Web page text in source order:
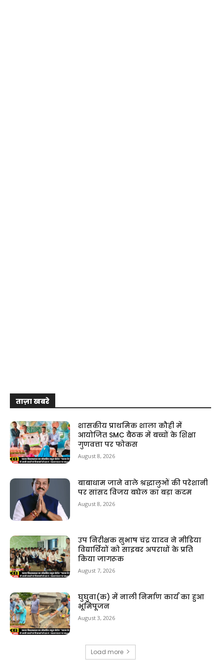
ताज़ा खबरे
शासकीय प्राथमिक शाला कौही में
आयोजित SMC बैठक में बच्चों के शिक्षा
गुणवत्ता पर फोकस
August 8, 2026
बाबाधाम जाने वाले श्रद्धालुओं की परेशानी
पर सांसद विजय बघेल का बड़ा कदम
August 8, 2026
उप निरीक्षक सुभाष चंद्र यादव ने मीडिया
विद्यार्थियों को साइबर अपराधों के प्रति
किया जागरूक
August 7, 2026
घुघुवा(क) में नाली निर्माण कार्य का हुआ
भूमिपूजन
August 3, 2026
Load more